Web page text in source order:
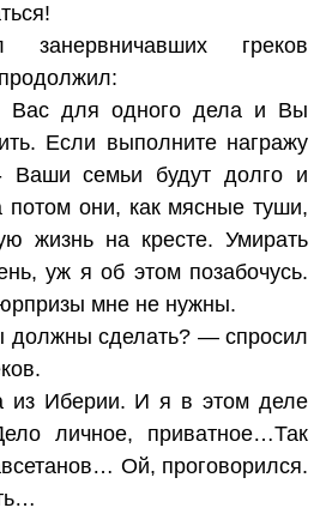
занервничавших греков
для одного дела и Вы
Если выполните награжу
Ваши семьи будут долго и
потом они, как мясные туши,
жизнь на кресте. Умирать
уж я об этом позабочусь.
мне не нужны.
должны сделать? — спросил
Иберии. И я в этом деле
личное, приватное…Так
Ой, проговорился.